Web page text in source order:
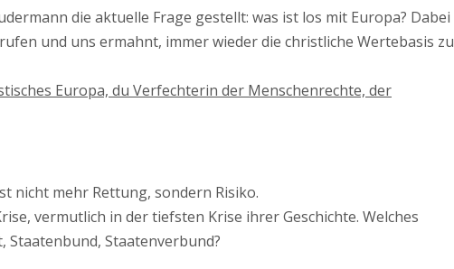
die aktuelle Frage gestellt: was ist los mit Europa? Dabei
und uns ermahnt, immer wieder die christliche Wertebasis zu
Europa, du Verfechterin der Menschenrechte, der
nicht mehr Rettung, sondern Risiko.
vermutlich in der tiefsten Krise ihrer Geschichte. Welches
Staatenbund, Staatenverbund?